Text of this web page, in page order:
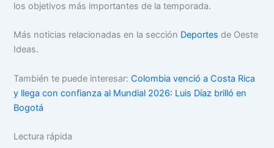
los objetivos más importantes de la temporada.
Más noticias relacionadas en la sección Deportes de Oeste
Ideas.
También te puede interesar: Colombia venció a Costa Rica
y llega con confianza al Mundial 2026: Luis Díaz brilló en
Bogotá
Lectura rápida